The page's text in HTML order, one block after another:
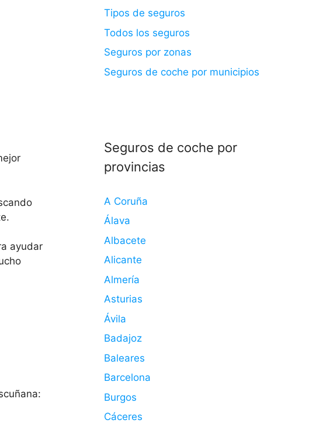
ayudar
Tipos de seguros
Todos los seguros
Seguros por zonas
Seguros de coche por municipios
Seguros de coche por
provincias
A Coruña
Álava
Albacete
Alicante
Almería
Asturias
Ávila
Badajoz
Baleares
Barcelona
Burgos
Cáceres